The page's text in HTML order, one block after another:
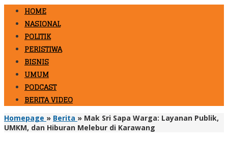
HOME
NASIONAL
POLITIK
PERISTIWA
BISNIS
UMUM
PODCAST
BERITA VIDEO
Homepage » Berita » Mak Sri Sapa Warga: Layanan Publik,
UMKM, dan Hiburan Melebur di Karawang